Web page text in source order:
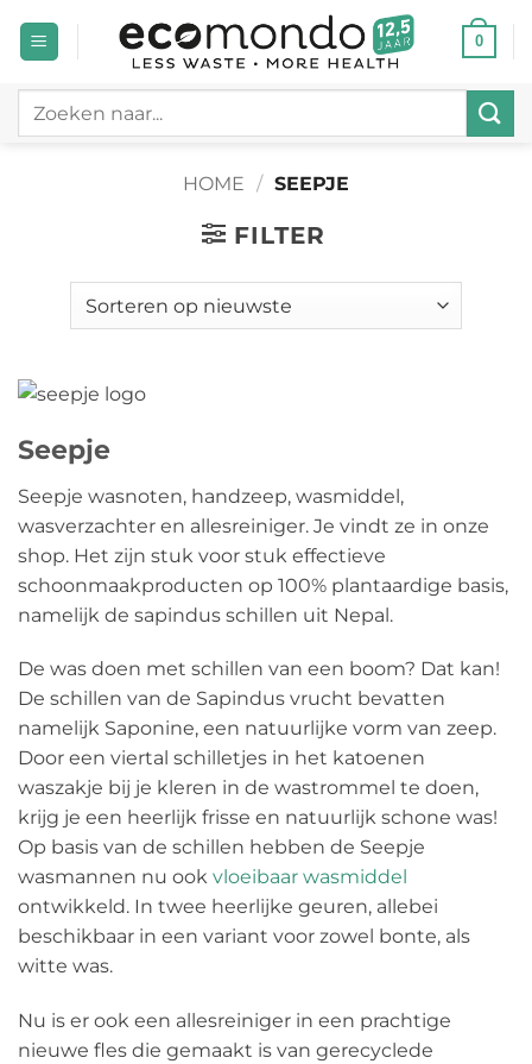
naar
0
Zoeken
HOME / SEEPJE
FILTER
Seepje
Seepje wasnoten, handzeep, wasmiddel,
wasverzachter en allesreiniger. Je vindt ze in onze
shop. Het zijn stuk voor stuk effectieve
schoonmaakproducten op 100% plantaardige basis,
namelijk de sapindus schillen uit Nepal.
De was doen met schillen van een boom? Dat kan!
De schillen van de Sapindus vrucht bevatten
namelijk Saponine, een natuurlijke vorm van zeep.
Door een viertal schilletjes in het katoenen
waszakje bij je kleren in de wastrommel te doen,
krijg je een heerlijk frisse en natuurlijk schone was!
Op basis van de schillen hebben de Seepje
wasmannen nu ook vloeibaar wasmiddel
ontwikkeld. In twee heerlijke geuren, allebei
beschikbaar in een variant voor zowel bonte, als
witte was.
Nu is er ook een allesreiniger in een prachtige
nieuwe fles die gemaakt is van gerecyclede